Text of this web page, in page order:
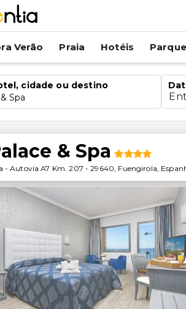
Verão Praia Hotéis
cidade ou destino
Spa
& Spa
-Autovía A7 Km. 207 -29640, Fuengirola,